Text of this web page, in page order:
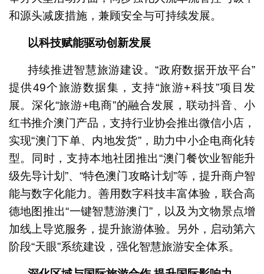
和源头减废措施，兼顾安全与可持续发展。
以科技赋能驱动创新发展
持续推进智慧旅游建设。“政府数据开放平台”
提供49个旅游数据集，支持“旅游+科技”项目发
展。深化“旅游+电商”的融合发展，联动抖音、小
红书推介澳门产品，支持行业协会推出微信小店，
实现“澳门下单、内地发货”，助力中小企电商化转
型。同时，支持本地社团推出“澳门餐饮业智能升
级先导计划”、“特色澳门攻略计划”等，提升商户智
能与数字化能力。善用数字科技丰富体验，联合高
德地图推出“一键智慧游澳门”，以及为文物景点增
加线上导览服务，提升旅游体验。另外，启动第六
阶段“天眼”系统建设，强化智慧旅游安全体系。